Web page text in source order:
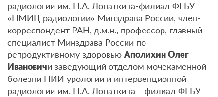
радиологии им. Н.А. Лопаткина-филиал ФГБУ
«НМИЦ радиологии» Минздрава России, член-
корреспондент РАН, д.м.н., профессор, главный
специалист Минздрава России по
репродуктивному здоровью Аполихин Олег
Ивановичи заведующий отделом мочекаменной
болезни НИИ урологии и интервенционной
радиологии им. Н.А. Лопаткина – филиал ФГБУ